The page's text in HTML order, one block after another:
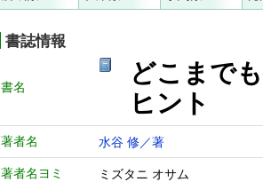
書誌情報
書名
どこまで
ヒント
著者名 水谷 修／著
著者名ヨミ ミズタニ オサム